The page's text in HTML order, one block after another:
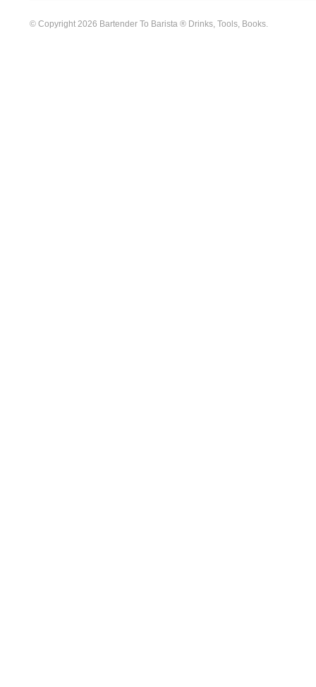
© Copyright 2026 Bartender To Barista ® Drinks, Tools, Books.